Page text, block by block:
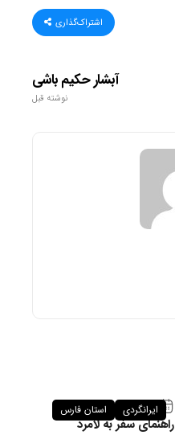
اشتراک‌گذاری
آبشار حکیم باشی
نوشته قبل
۲۶ فروردین ۱۴۰۵
راهنمای سفر به لامرد
ایرانگردی استان فارس